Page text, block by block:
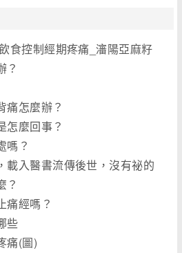
食控制經期疼痛_瀋陽亞麻籽
？
痛怎麼辦？
怎麼回事？
嗎？
載入醫書流傳後世，沒有祕的
？
痛經嗎？
些
痛(圖)